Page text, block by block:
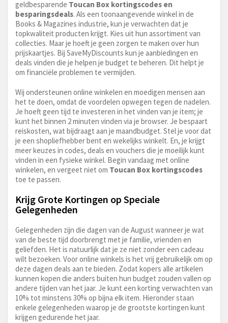
geldbesparende Toucan Box kortingscodes en
besparingsdeals. Als een toonaangevende winkel in de
Books & Magazines industrie, kun je verwachten dat je
topkwaliteit producten krijgt. Kies uit hun assortiment van
collecties. Maar je hoeft je geen zorgen te maken over hun
prijskaartjes. Bij SaveMyDiscounts kun je aanbiedingen en
deals vinden die je helpen je budget te beheren. Dit helpt je
om financiële problemen te vermijden.
Wij ondersteunen online winkelen en moedigen mensen aan
het te doen, omdat de voordelen opwegen tegen de nadelen.
Je hoeft geen tijd te investeren in het vinden van je item; je
kunt het binnen 2 minuten vinden via je browser. Je bespaart
reiskosten, wat bijdraagt aan je maandbudget. Stel je voor dat
je een shopliefhebber bent en wekelijks winkelt. En, je krijgt
meer keuzes in codes, deals en vouchers die je moeilijk kunt
vinden in een fysieke winkel. Begin vandaag met online
winkelen, en vergeet niet om Toucan Box kortingscodes
toe te passen.
Krijg Grote Kortingen op Speciale
Gelegenheden
Gelegenheden zijn die dagen van de August wanneer je wat
van de beste tijd doorbrengt met je familie, vrienden en
geliefden. Het is natuurlijk dat je ze niet zonder een cadeau
wilt bezoeken. Voor online winkels is het vrij gebruikelijk om op
deze dagen deals aan te bieden. Zodat kopers alle artikelen
kunnen kopen die anders buiten hun budget zouden vallen op
andere tijden van het jaar. Je kunt een korting verwachten van
10% tot minstens 30% op bijna elk item. Hieronder staan
enkele gelegenheden waarop je de grootste kortingen kunt
krijgen gedurende het jaar.